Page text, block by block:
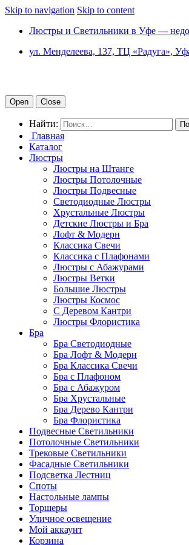
Skip to navigation Skip to content
Люстры и Светильники в Уфе —
ул. Менделеева, 137, ТЦ «Радуга»,
Open Close
Найти:
Главная
Каталог
Люстры
Люстры на Штанге
Люстры Потолочные
Люстры Подвесные
Светодиодные Люстры
Хрустальные Люстры
Детские Люстры и Бра
Лофт & Модерн
Классика Свечи
Классика с Плафонами
Люстры с Абажурами
Люстры Ветки
Большие Люстры
Люстры Космос
С Деревом Кантри
Люстры Флористика
Бра
Бра Светодиодные
Бра Лофт & Модерн
Бра Классика Свечи
Бра с Плафоном
Бра с Абажуром
Бра Хрустальные
Бра Дерево Кантри
Бра Флористика
Подвесные Светильники
Потолочные Светильники
Трековые Светильники
Фасадные Светильники
Подсветка Лестниц
Споты
Настольные лампы
Торшеры
Уличное освещение
Мой аккаунт
Корзина